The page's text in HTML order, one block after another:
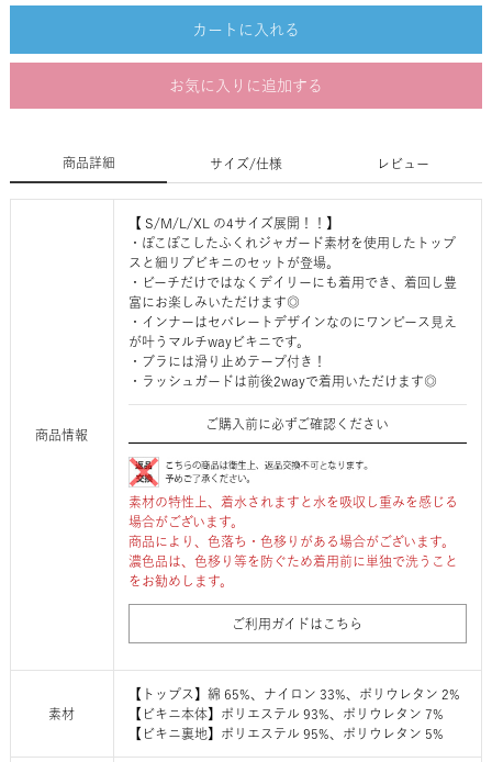
カートに入れる
お気に入りに追加する
商品詳細 サイズ/仕様 レビュー
商品情報
【 S/M/L/XL の4サイズ展開！！】
・ぽこぽこしたふくれジャガード素材を使用したトップ
スと細リブビキニのセットが登場。
・ビーチだけではなくデイリーにも着用でき、着回し豊
富にお楽しみいただけます◎
・インナーはセパレートデザインなのにワンピース見え
が叶うマルチwayビキニです。
・ブラには滑り止めテープ付き！
・ラッシュガードは前後2wayで着用いただけます◎
ご購入前に必ずご確認ください
素材の特性上、着水されますと水を吸収し重みを感じる
場合がございます。
商品により、色落ち・色移りがある場合がございます。
濃色品は、色移り等を防ぐため着用前に単独で洗うこと
をお勧めします。
ご利用ガイドはこちら
素材
【トップス】綿 65%、ナイロン 33%、ポリウレタン 2%
【ビキニ本体】ポリエステル 93%、ポリウレタン 7%
【ビキニ裏地】ポリエステル 95%、ポリウレタン 5%